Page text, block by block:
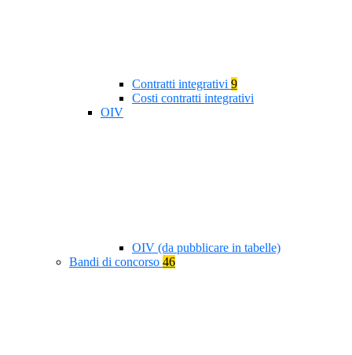
Contratti integrativi 9
Costi contratti integrativi
OIV
OIV (da pubblicare in tabelle)
Bandi di concorso 46